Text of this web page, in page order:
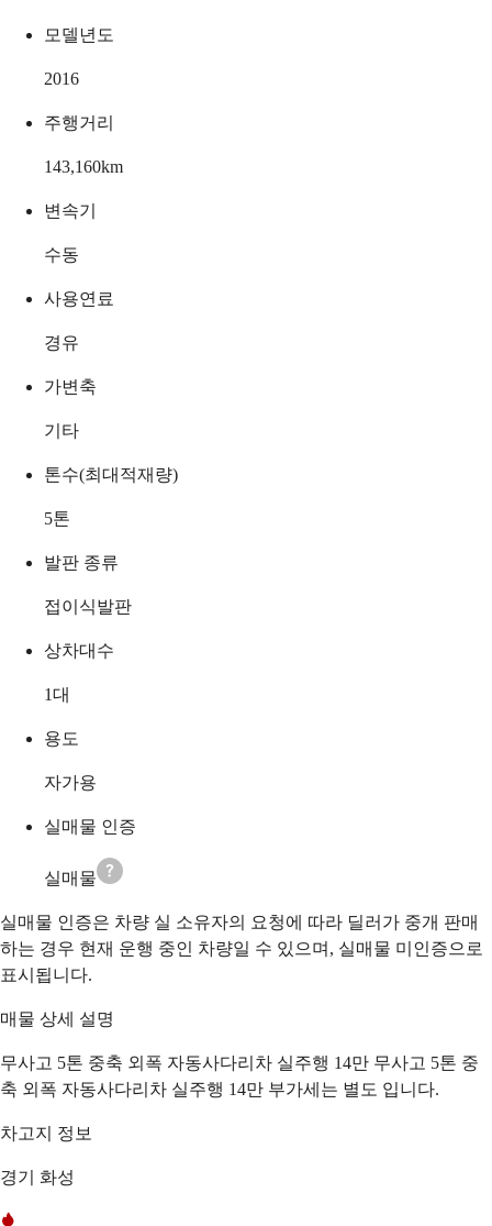
모델년도
2016
주행거리
143,160km
변속기
수동
사용연료
경유
가변축
기타
톤수(최대적재량)
5톤
발판 종류
접이식발판
상차대수
1대
용도
자가용
실매물 인증
실매물
실매물 인증은 차량 실 소유자의 요청에 따라 딜러가 중개 판매
하는 경우 현재 운행 중인 차량일 수 있으며, 실매물 미인증으로
표시됩니다.
매물 상세 설명
무사고 5톤 중축 외폭 자동사다리차 실주행 14만 무사고 5톤 중
축 외폭 자동사다리차 실주행 14만 부가세는 별도 입니다.
차고지 정보
경기 화성